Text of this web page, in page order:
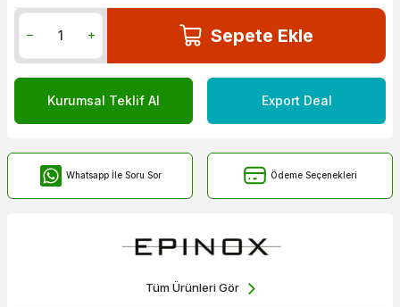
Sepete Ekle
Kurumsal Teklif Al Export Deal
Whatsapp İle Soru Sor Ödeme Seçenekleri
Tüm Ürünleri Gör